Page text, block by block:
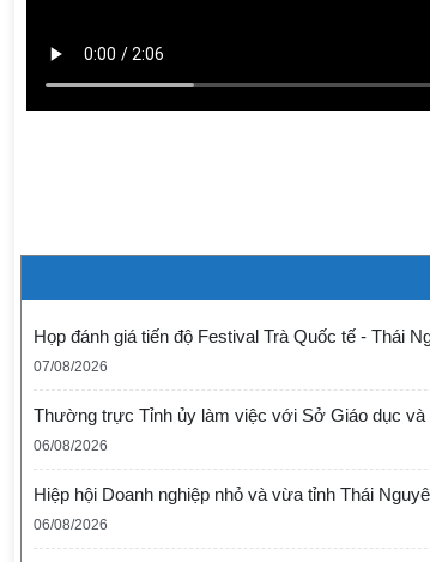
Họp đánh giá tiến độ Festival Trà Quốc tế - Thái
07/08/2026
Thường trực Tỉnh ủy làm việc với Sở Giáo dục và
06/08/2026
Hiệp hội Doanh nghiệp nhỏ và vừa tỉnh Thái
06/08/2026